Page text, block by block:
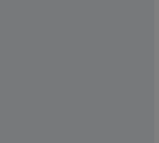
en Port de Pollença
de Pollença
de Pollença
Sant Vicenç
Cala Sant Vicenç
Cala Sant Vicenç